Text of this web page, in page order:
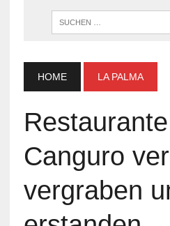
HOME LA PALMA
Restaurante
Canguro
vergraben